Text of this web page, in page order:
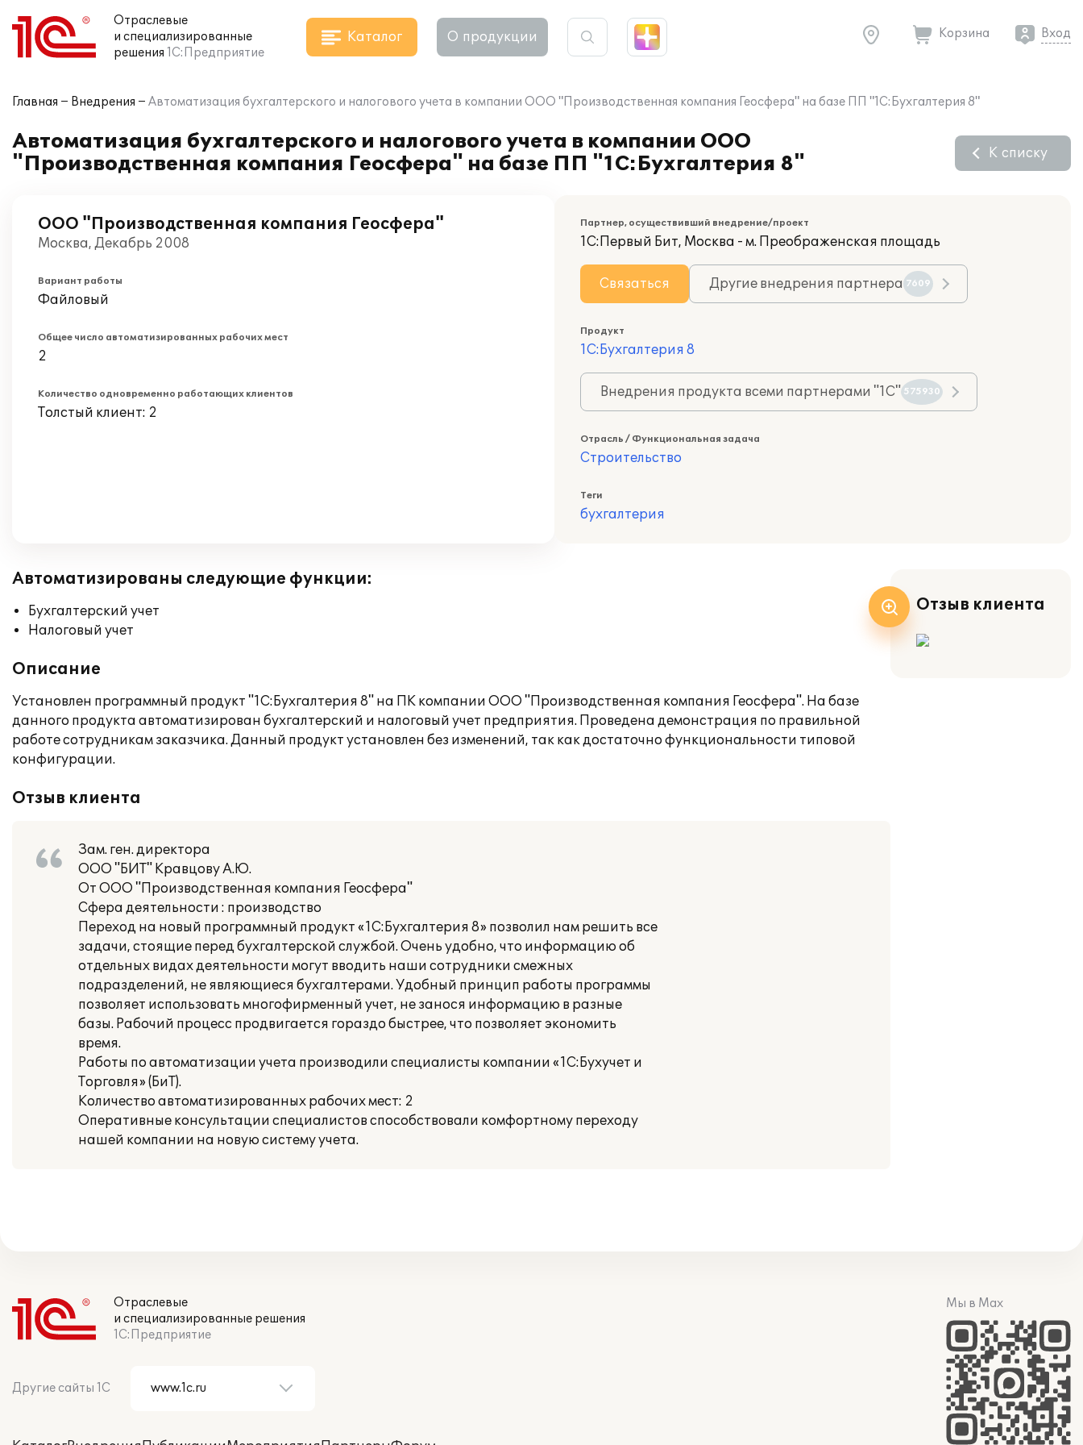
Отраслевые
и специализированные
решения 1С:Предприятие
Каталог О продукции Корзина Вход
Главная Внедрения Автоматизация бухгалтерского и налогового учета в компании ООО "Производственная компания Геосфера" на базе ПП "1С:Бухгалтерия 8"
Автоматизация бухгалтерского и налогового учета в компании ООО
"Производственная компания Геосфера" на базе ПП "1С:Бухгалтерия 8"
К списку
ООО "Производственная компания Геосфера"
Москва, Декабрь 2008
Вариант работы
Файловый
Общее число автоматизированных рабочих мест
2
Количество одновременно работающих клиентов
Толстый клиент: 2
Партнер, осуществивший внедрение/проект
1С:Первый Бит, Москва - м. Преображенская площадь
Связаться Другие внедрения партнера 7609
Продукт
1С:Бухгалтерия 8
Внедрения продукта всеми партнерами "1С" 575930
Отрасль / Функциональная задача
Строительство
Теги
бухгалтерия
Автоматизированы следующие функции:
Бухгалтерский учет
Налоговый учет
Описание
Установлен программный продукт "1С:Бухгалтерия 8" на ПК компании ООО "Производственная компания Геосфера". На базе
данного продукта автоматизирован бухгалтерский и налоговый учет предприятия. Проведена демонстрация по правильной
работе сотрудникам заказчика. Данный продукт установлен без изменений, так как достаточно функциональности типовой
конфигурации.
Отзыв клиента
Зам. ген. директора
ООО "БИТ" Кравцову А.Ю.
От ООО "Производственная компания Геосфера"
Сфера деятельности : производство
Переход на новый программный продукт «1С:Бухгалтерия 8» позволил нам решить все
задачи, стоящие перед бухгалтерской службой. Очень удобно, что информацию об
отдельных видах деятельности могут вводить наши сотрудники смежных
подразделений, не являющиеся бухгалтерами. Удобный принцип работы программы
позволяет использовать многофирменный учет, не занося информацию в разные
базы. Рабочий процесс продвигается гораздо быстрее, что позволяет экономить
время.
Работы по автоматизации учета производили специалисты компании «1С:Бухучет и
Торговля» (БиТ).
Количество автоматизированных рабочих мест: 2
Оперативные консультации специалистов способствовали комфортному переходу
нашей компании на новую систему учета.
Отзыв клиента
Отраслевые
и специализированные решения
1С:Предприятие
Другие сайты 1С
Мы в Max